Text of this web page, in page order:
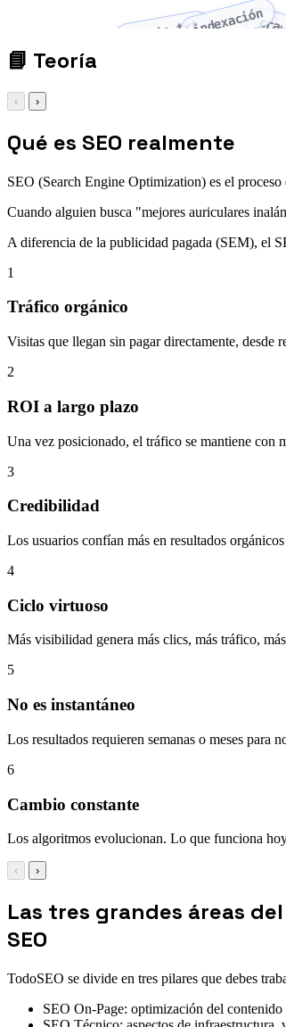
robots.txtindexación
📘 Teoría
‹ ›
Qué es SEO realmente
SEO (Search Engine Optimization) es el
Cuando alguien busca "mejores auriculares
A diferencia de la publicidad pagada (SEM), el
1
Tráfico orgánico
Visitas que llegan sin pagar directamente, desde
2
ROI a largo plazo
Una vez posicionado, el tráfico se mantiene con
3
Credibilidad
Los usuarios confían más en resultados
4
Ciclo virtuoso
Más visibilidad genera más clics, más tráfico,
5
No es instantáneo
Los resultados requieren semanas o meses para
6
Cambio constante
Los algoritmos evolucionan. Lo que funciona
‹ ›
Las tres grandes áreas del
SEO
TodoSEO se divide en tres pilares que debes
SEO On-Page: optimización del